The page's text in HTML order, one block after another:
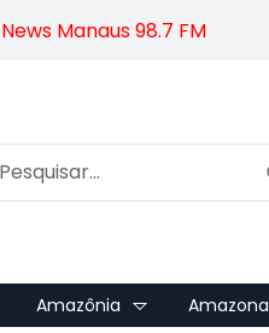
Manaus 98.7 FM
Amazônia